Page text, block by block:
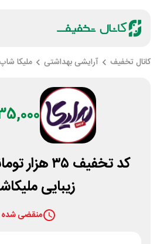
کانال تخفیف آرایشی بهداشتی ملیکا شاپ
35,000
کد تخفیف ۳۵
زیبایی
منقضی شده